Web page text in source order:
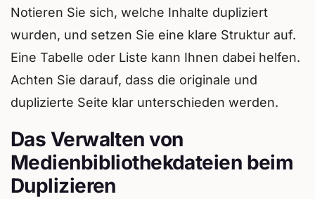
Notieren Sie sich, welche Inhalte dupliziert
wurden, und setzen Sie eine klare Struktur auf.
Eine Tabelle oder Liste kann Ihnen dabei helfen.
Achten Sie darauf, dass die originale und
duplizierte Seite klar unterschieden werden.
Das Verwalten von
Medienbibliothekdateien beim
Duplizieren